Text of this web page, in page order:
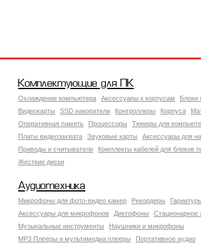
Комплектующие для ПК
Охлаждение компьютера Аксессуары к корпусам
Блоки
Видеокарты
SSD накопители Контроллеры Корпуса
Оперативная память
Процессоры
Тюнеры для
Платы видеозахвата
Звуковые карты
Аксессуары для
Приводы и считыватели
Комплекты кабелей для блоков
Жесткие диски
Аудиотехника
Микрофоны для фото-видео камер Рекордеры
Аксессуары для микрофонов
Диктофоны
Стационарное
Музыкальные инструменты
Наушники и микрофоны
MP3 Плееры и мультимедиа плееры
Портативное аудио